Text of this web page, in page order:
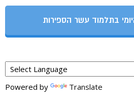
בתלמוד עשר הספירות
Powered by Translate